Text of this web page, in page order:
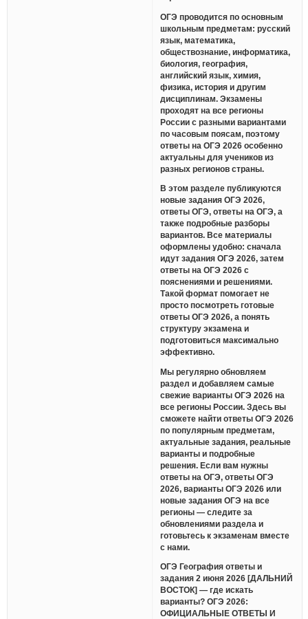
ОГЭ проводится по основным
школьным предметам: русский
язык, математика,
обществознание, информатика,
биология, география,
английский язык, химия,
физика, история и другим
дисциплинам. Экзамены
проходят на все регионы
России с разными вариантами
по часовым поясам, поэтому
ответы на ОГЭ 2026 особенно
актуальны для учеников из
разных регионов страны.
В этом разделе публикуются
новые задания ОГЭ 2026,
ответы ОГЭ, ответы на ОГЭ, а
также подробные разборы
вариантов. Все материалы
оформлены удобно: сначала
идут задания ОГЭ 2026, затем
ответы на ОГЭ 2026 с
пояснениями и решениями.
Такой формат помогает не
просто посмотреть готовые
ответы ОГЭ 2026, а понять
структуру экзамена и
подготовиться максимально
эффективно.
Мы регулярно обновляем
раздел и добавляем самые
свежие варианты ОГЭ 2026 на
все регионы России. Здесь вы
сможете найти ответы ОГЭ 2026
по популярным предметам,
актуальные задания, реальные
варианты и подробные
решения. Если вам нужны
ответы на ОГЭ, ответы ОГЭ
2026, варианты ОГЭ 2026 или
новые задания ОГЭ на все
регионы — следите за
обновлениями раздела и
готовьтесь к экзаменам вместе
с нами.
ОГЭ География ответы и
задания 2 июня 2026 [ДАЛЬНИЙ
ВОСТОК] — где искать
варианты? ОГЭ 2026:
ОФИЦИАЛЬНЫЕ ОТВЕТЫ И